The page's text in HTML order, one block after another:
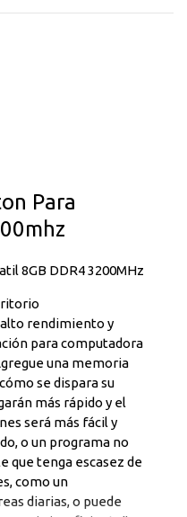
Para
8GB DDR4 3200MHz
rendimiento y
para computadora
una memoria
se dispara su
más rápido y el
será más fácil y
o un programa no
que tenga escasez de
como un
diarias, o puede